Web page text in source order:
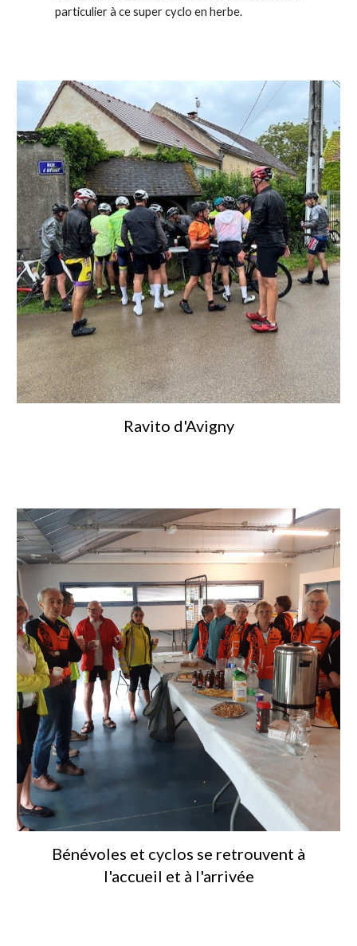
particulier à ce super cyclo en herbe.
Ravito d'Avigny
Bénévoles et cyclos se retrouvent à
l'accueil et à l'arrivée